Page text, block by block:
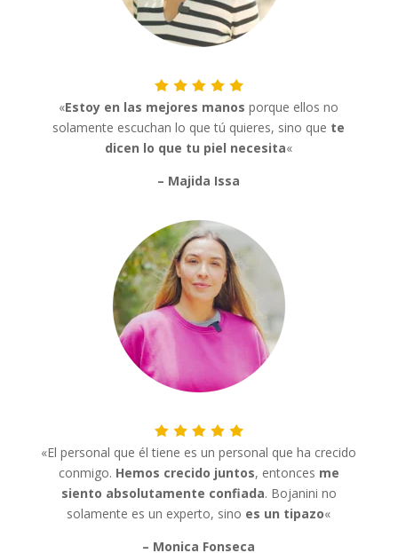
«Estoy en las mejores manos porque ellos no
solamente escuchan lo que tú quieres, sino que te
dicen lo que tu piel necesita«
– Majida Issa
«El personal que él tiene es un personal que ha crecido
conmigo. Hemos crecido juntos, entonces me
siento absolutamente confiada. Bojanini no
solamente es un experto, sino es un tipazo«
– Monica Fonseca